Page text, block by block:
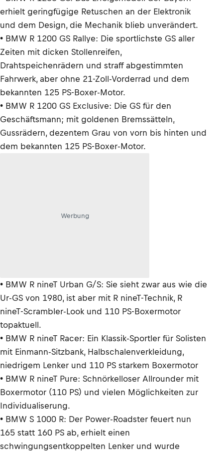
erhielt geringfügige Retuschen an der Elektronik
und dem Design, die Mechanik blieb unverändert.
• BMW R 1200 GS Rallye: Die sportlichste GS aller
Zeiten mit dicken Stollenreifen,
Drahtspeichenrädern und straff abgestimmten
Fahrwerk, aber ohne 21-Zoll-Vorderrad und dem
bekannten 125 PS-Boxer-Motor.
• BMW R 1200 GS Exclusive: Die GS für den
Geschäftsmann; mit goldenen Bremssätteln,
Gussrädern, dezentem Grau von vorn bis hinten und
dem bekannten 125 PS-Boxer-Motor.
Werbung
• BMW R nineT Urban G/S: Sie sieht zwar aus wie die
Ur-GS von 1980, ist aber mit R nineT-Technik, R
nineT-Scrambler-Look und 110 PS-Boxermotor
topaktuell.
• BMW R nineT Racer: Ein Klassik-Sportler für Solisten
mit Einmann-Sitzbank, Halbschalenverkleidung,
niedrigem Lenker und 110 PS starkem Boxermotor
• BMW R nineT Pure: Schnörkelloser Allrounder mit
Boxermotor (110 PS) und vielen Möglichkeiten zur
Individualiserung.
• BMW S 1000 R: Der Power-Roadster feuert nun
165 statt 160 PS ab, erhielt einen
schwingungsentkoppelten Lenker und wurde